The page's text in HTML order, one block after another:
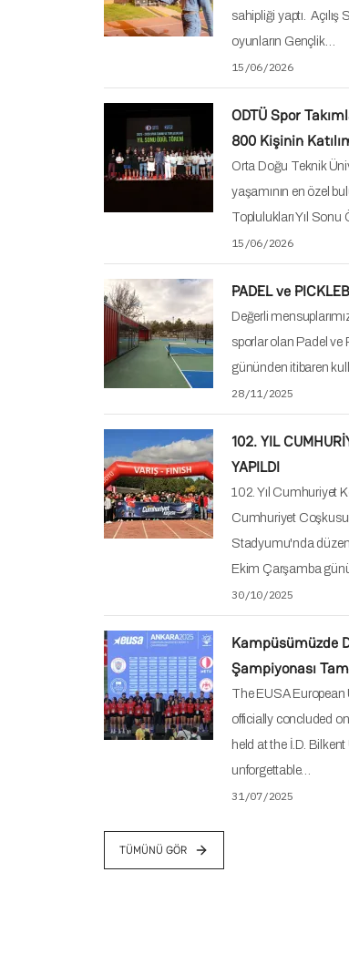
30/10/2025
Kampüsümüzde
The EUSA European
officially concluded
held at the İ.D.
unforgettable…
31/07/2025
TÜMÜNÜ GÖR